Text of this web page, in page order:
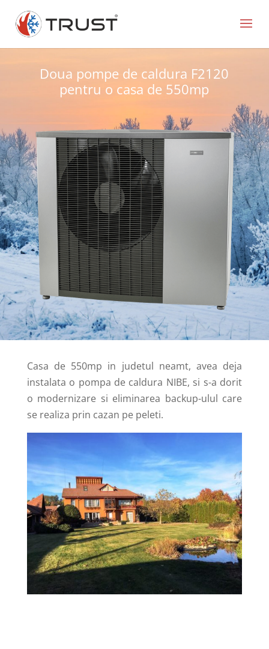
Doua pompe de caldura F2120
pentru o casa de 550mp
Casa de 550mp in judetul neamt, avea deja
instalata o pompa de caldura NIBE, si s-a dorit
o modernizare si eliminarea backup-ulul care
se realiza prin cazan pe peleti.